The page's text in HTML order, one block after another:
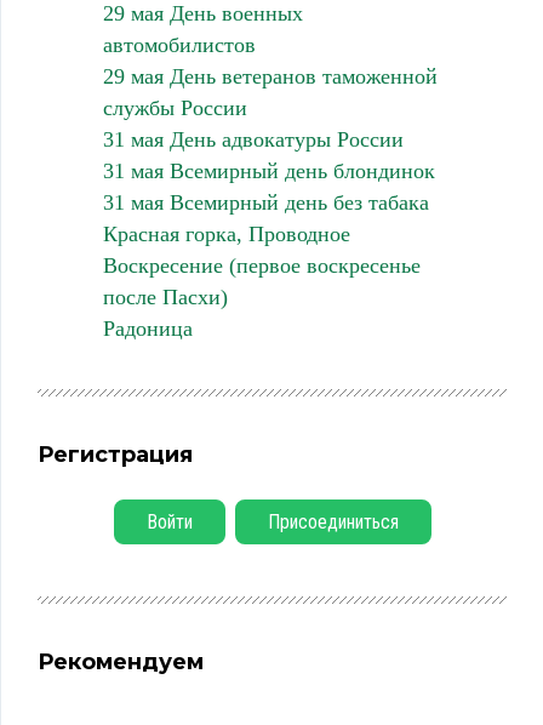
29 мая День военных
автомобилистов
29 мая День ветеранов таможенной
службы России
31 мая День адвокатуры России
31 мая Всемирный день блондинок
31 мая Всемирный день без табака
Красная горка, Проводное
Воскресение (первое воскресенье
после Пасхи)
Радоница
Регистрация
Войти Присоединиться
Рекомендуем